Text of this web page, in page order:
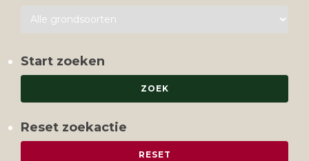
Start zoeken
Reset zoekactie